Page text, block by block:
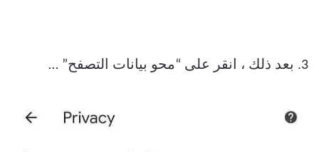
3. بعد ذلك ، انقر على “محو بيانات التصفح” …